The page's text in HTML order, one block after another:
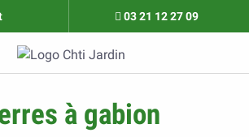
03 21 12 27 09
à gabion